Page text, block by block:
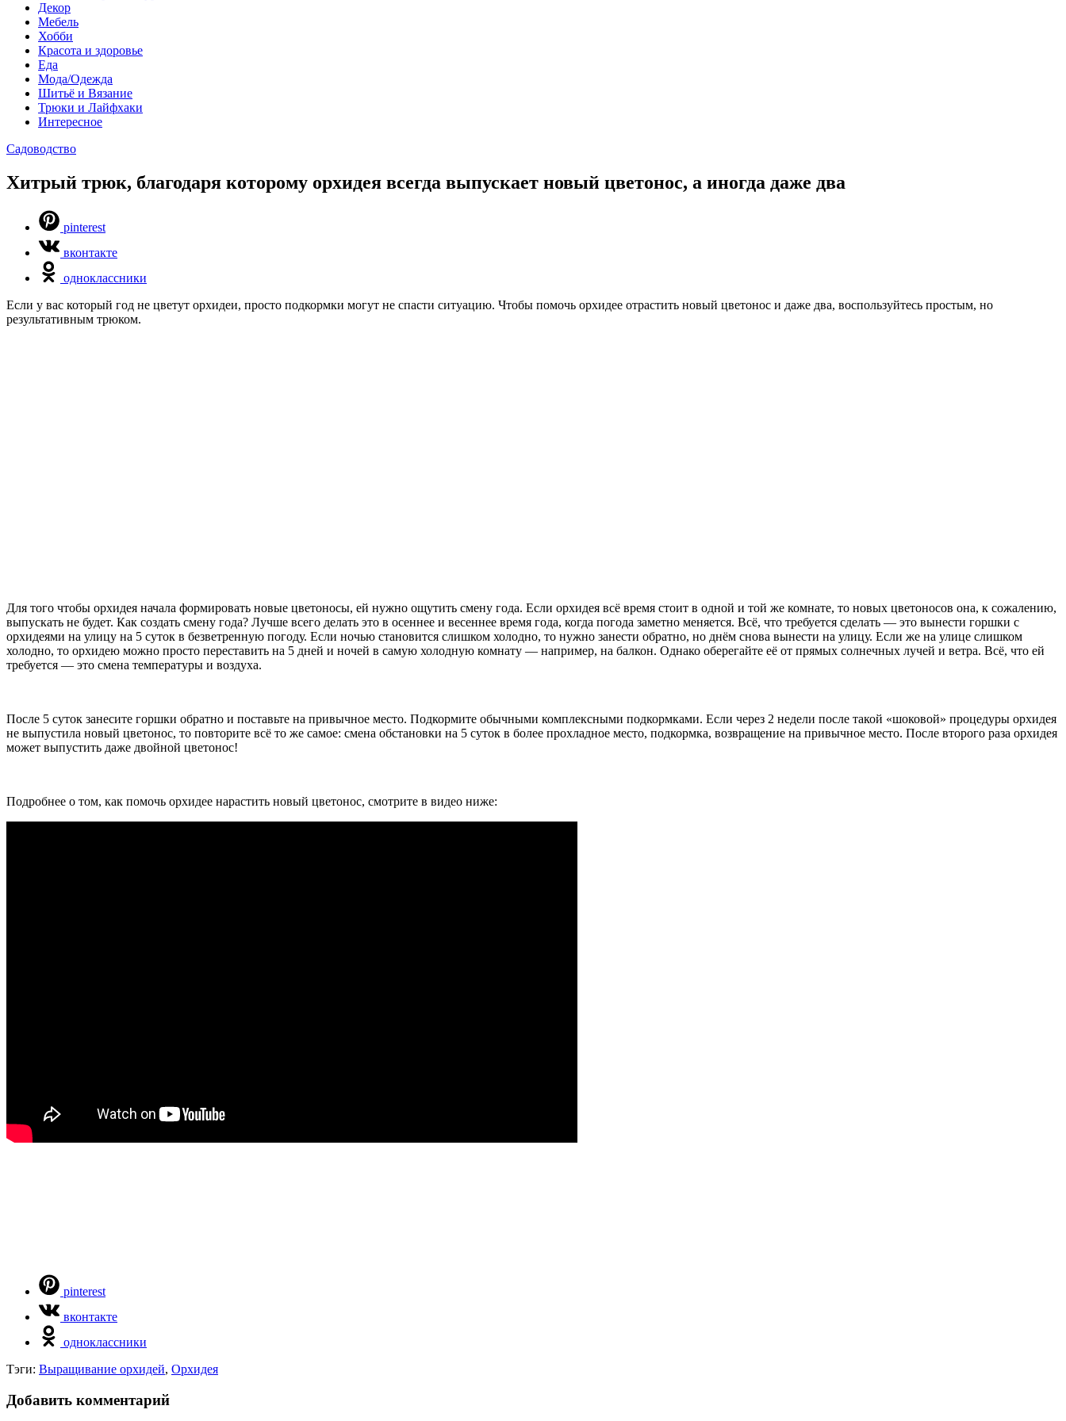
Декор
Мебель
Хобби
Красота и здоровье
Еда
Мода/Одежда
Шитьё и Вязание
Трюки и Лайфхаки
Интересное
Садоводство
Хитрый трюк, благодаря которому орхидея всегда выпускает новый цветонос, а иногда даже два
pinterest
вконтакте
одноклассники
Если у вас который год не цветут орхидеи, просто подкормки могут не спасти ситуацию. Чтобы помочь орхидее отрастить новый цветонос и даже два, воспользуйтесь простым, но
результативным трюком.
Для того чтобы орхидея начала формировать новые цветоносы, ей нужно ощутить смену года. Если орхидея всё время стоит в одной и той же комнате, то новых цветоносов она, к сожалению,
выпускать не будет. Как создать смену года? Лучше всего делать это в осеннее и весеннее время года, когда погода заметно меняется. Всё, что требуется сделать — это вынести горшки с
орхидеями на улицу на 5 суток в безветренную погоду. Если ночью становится слишком холодно, то нужно занести обратно, но днём снова вынести на улицу. Если же на улице слишком
холодно, то орхидею можно просто переставить на 5 дней и ночей в самую холодную комнату — например, на балкон. Однако оберегайте её от прямых солнечных лучей и ветра. Всё, что ей
требуется — это смена температуры и воздуха.
После 5 суток занесите горшки обратно и поставьте на привычное место. Подкормите обычными комплексными подкормками. Если через 2 недели после такой «шоковой» процедуры орхидея
не выпустила новый цветонос, то повторите всё то же самое: смена обстановки на 5 суток в более прохладное место, подкормка, возвращение на привычное место. После второго раза орхидея
может выпустить даже двойной цветонос!
Подробнее о том, как помочь орхидее нарастить новый цветонос, смотрите в видео ниже:
pinterest
вконтакте
одноклассники
Тэги: Выращивание орхидей, Орхидея
Добавить комментарий